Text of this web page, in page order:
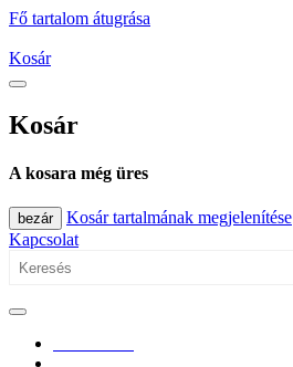
Fő tartalom átugrása
Kosár
Kosár
A kosara még üres
bezár
Kosár tartalmának megjelenítése
Kapcsolat